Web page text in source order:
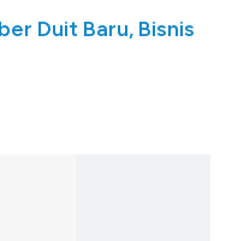
Duit Baru, Bisnis